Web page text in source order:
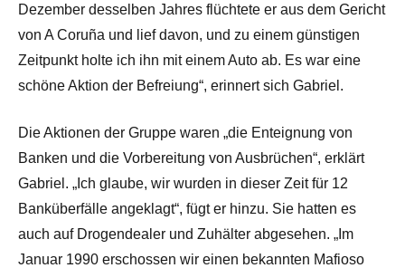
Dezember desselben Jahres flüchtete er aus dem Gericht
von A Coruña und lief davon, und zu einem günstigen
Zeitpunkt holte ich ihn mit einem Auto ab. Es war eine
schöne Aktion der Befreiung“, erinnert sich Gabriel.
Die Aktionen der Gruppe waren „die Enteignung von
Banken und die Vorbereitung von Ausbrüchen“, erklärt
Gabriel. „Ich glaube, wir wurden in dieser Zeit für 12
Banküberfälle angeklagt“, fügt er hinzu. Sie hatten es
auch auf Drogendealer und Zuhälter abgesehen. „Im
Januar 1990 erschossen wir einen bekannten Mafioso